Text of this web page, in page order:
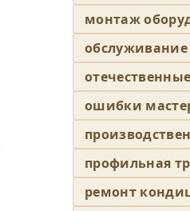
монтаж
ошибки
профильная
ремонт